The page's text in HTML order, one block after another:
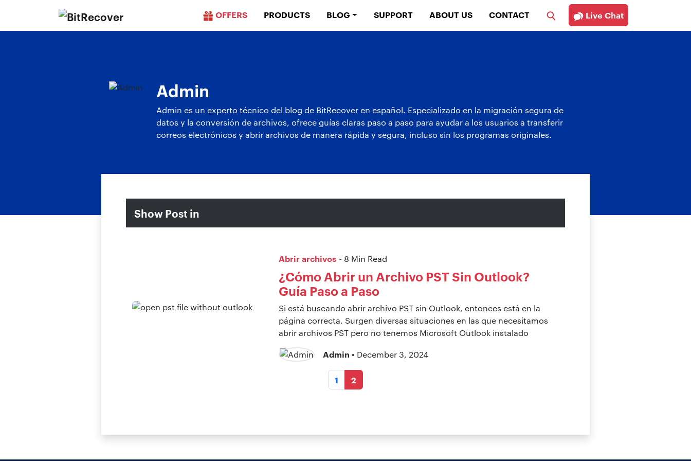
OFFERS PRODUCTS BLOG SUPPORT ABOUT US CONTACT Live Chat
Admin
Admin es un experto técnico del blog de BitRecover en español. Especializado en la migración segura de
datos y la conversión de archivos, ofrece guías claras paso a paso para ayudar a los usuarios a transferir
correos electrónicos y abrir archivos de manera rápida y segura, incluso sin los programas originales.
Show Post in
Abrir archivos~ 8 Min Read
¿Cómo Abrir un Archivo PST Sin Outlook?
Guía Paso a Paso
Si está buscando abrir archivo PST sin Outlook, entonces está en la
página correcta. Surgen diversas situaciones en las que necesitamos
abrir archivos PST pero no tenemos Microsoft Outlook instalado
Admin • December 3, 2024
1 2